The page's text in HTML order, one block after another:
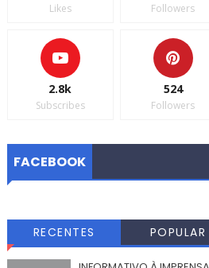
Likes Followers
2.8k
Subscribes
524
Followers
FACEBOOK
RECENTES POPULAR